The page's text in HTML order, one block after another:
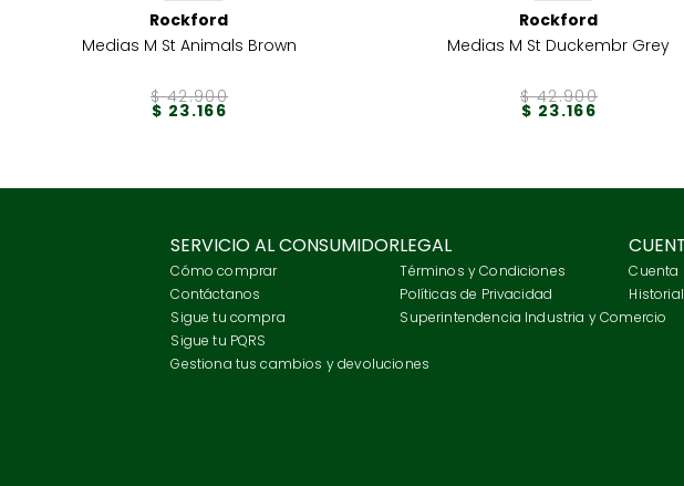
Rockford
Medias M St Animals Brown
$ 42.900
$ 23.166
Rockford
Medias M St Duckembr Grey
$ 42.900
$ 23.166
SERVICIO AL CONSUMIDOR
Cómo comprar
Contáctanos
Sigue tu compra
Sigue tu PQRS
Gestiona tus cambios y devoluciones
LEGAL
Términos y Condiciones
Políticas de Privacidad
Superintendencia Industria y Comercio
Cuenta